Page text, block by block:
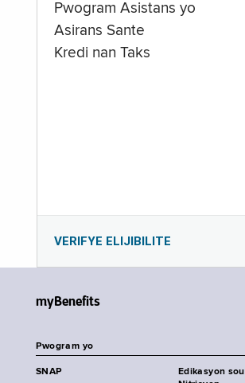
Pwogram Asistans yo
Asirans Sante
Kredi nan Taks
VERIFYE ELIJIBILITE
myBenefits
Pwogram yo
SNAP
Edikasyon sou